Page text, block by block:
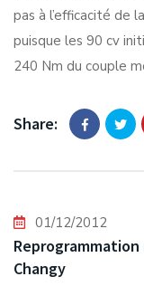
pas à l’efficacité de
puisque les 90 cv
240 Nm du couple
Share:
01/12/2012
Changy